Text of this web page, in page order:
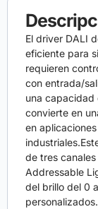
El driver DALI
eficiente para
requieren
con entrada/
una capacidad
convierte en
en
de tres
Addressable
del brillo del 0